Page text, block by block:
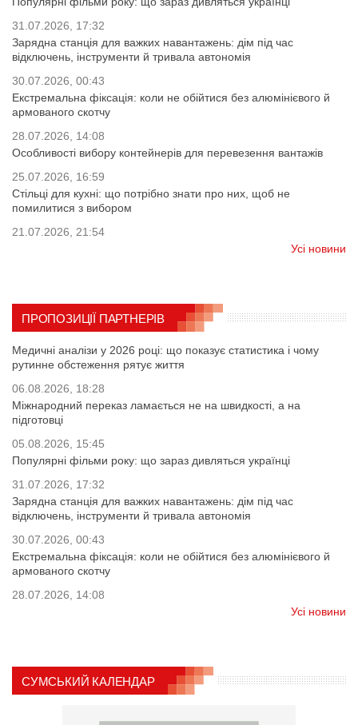
31.07.2026, 17:32
Зарядна станція для важких навантажень: дім під час
відключень, інструменти й тривала автономія
30.07.2026, 00:43
Екстремальна фіксація: коли не обійтися без алюмінієвого й
армованого скотчу
28.07.2026, 14:08
Особливості вибору контейнерів для перевезення вантажів
25.07.2026, 16:59
Стільці для кухні: що потрібно знати про них, щоб не
помилитися з вибором
21.07.2026, 21:54
Усі новини
ПРОПОЗИЦІЇ ПАРТНЕРІВ
Медичні аналізи у 2026 році: що показує статистика і чому
рутинне обстеження рятує життя
06.08.2026, 18:28
Міжнародний переказ ламається не на швидкості, а на
підготовці
05.08.2026, 15:45
Популярні фільми року: що зараз дивляться українці
31.07.2026, 17:32
Зарядна станція для важких навантажень: дім під час
відключень, інструменти й тривала автономія
30.07.2026, 00:43
Екстремальна фіксація: коли не обійтися без алюмінієвого й
армованого скотчу
28.07.2026, 14:08
Усі новини
СУМСЬКИЙ КАЛЕНДАР